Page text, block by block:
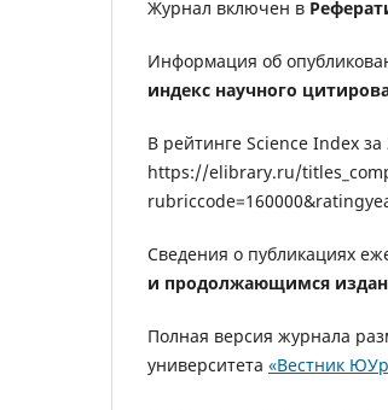
Журнал включен в
Информация об
индекс научного
В рейтинге Science Index
https://elibrary.ru/
Сведения о публикациях
и продолжающимся
Полная версия журнала
университета «Вестник